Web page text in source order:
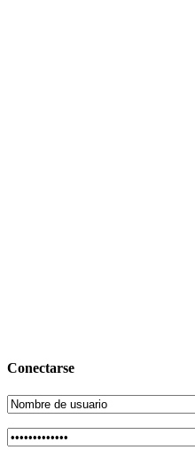
Conectarse